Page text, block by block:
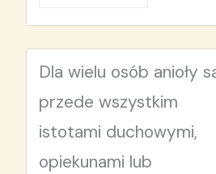
Dla wielu osób anioły
przede wszystkim
istotami duchowymi,
opiekunami lub